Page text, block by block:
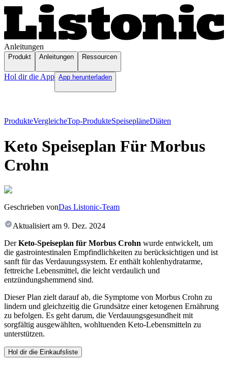
Anleitungen
Produkt Anleitungen Ressourcen
Hol dir die App App herunterladen
ProdukteVergleicheTop-ProdukteSpeisepläneDiäten
Keto Speiseplan Für Morbus
Crohn
Geschrieben vonDas Listonic-Team
Aktualisiert am 9. Dez. 2024
DerKeto-Speiseplan für Morbus Crohn wurde entwickelt, um
die gastrointestinalen Empfindlichkeiten zu berücksichtigen und ist
sanft für das Verdauungssystem. Er enthält kohlenhydratarme,
fettreiche Lebensmittel, die leicht verdaulich und
entzündungshemmend sind.
Dieser Plan zielt darauf ab, die Symptome von Morbus Crohn zu
lindern und gleichzeitig die Grundsätze einer ketogenen Ernährung
zu befolgen. Es geht darum, die Verdauungsgesundheit mit
sorgfältig ausgewählten, wohltuenden Keto-Lebensmitteln zu
unterstützen.
Hol dir die Einkaufsliste